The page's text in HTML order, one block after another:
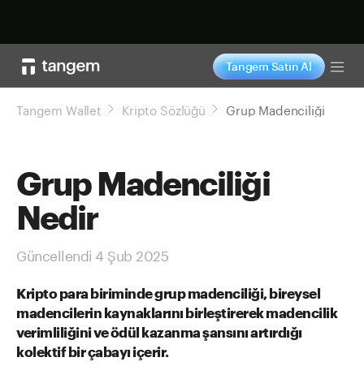
Tangem Satın Al
Tangem Wallet Kripto Sözlüğü Grup Madenciliği
Grup Madenciliği
Nedir
Güncellendi 4 Şub 2025
Kripto para biriminde grup madenciliği, bireysel
madencilerin kaynaklarını birleştirerek madencilik
verimliliğini ve ödül kazanma şansını artırdığı
kolektif bir çabayı içerir.